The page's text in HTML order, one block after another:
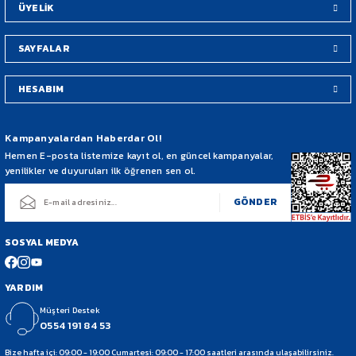
ÜYELİK
SAYFALAR
HESABIM
Kampanyalardan Haberdar Ol!
Hemen E-posta listemize kayıt ol, en güncel kampanyalar,
yenilikler ve duyuruları ilk öğrenen sen ol.
GÖNDER
SOSYAL MEDYA
YARDIM
Müşteri Destek
0554 191 84 53
Bize hafta içi: 09:00 - 19:00 Cumartesi: 09:00 - 17:00 saatleri arasında ulaşabilirsiniz.